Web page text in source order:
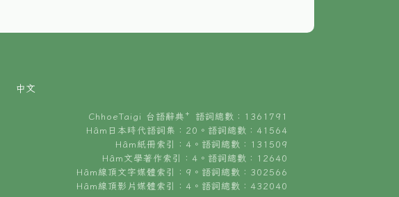
中文
ChhoeTaigi 台語辭典⁺ 語詞總數：1361791
Hâm日本時代語詞集：20。語詞總數：41564
Hâm紙冊索引：4。語詞總數：131509
Hâm文學著作索引：4。語詞總數：12640
Hâm線頂文字媒體索引：9。語詞總數：302566
Hâm線頂影片媒體索引：4。語詞總數：432040